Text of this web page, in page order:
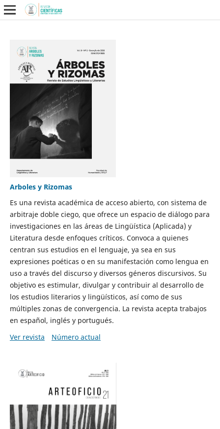
Arboles y Rizomas
Es una revista académica de acceso abierto, con sistema de
arbitraje doble ciego, que ofrece un espacio de diálogo para
investigaciones en las áreas de Lingüística (Aplicada) y
Literatura desde enfoques críticos. Convoca a quienes
centran sus estudios en el lenguaje, ya sea en sus
expresiones poéticas o en su manifestación como lengua en
uso a través del discurso y diversos géneros discursivos. Su
objetivo es estimular, divulgar y contribuir al desarrollo de
los estudios literarios y lingüísticos, así como de sus
múltiples zonas de convergencia. La revista acepta trabajos
en español, inglés y portugués.
Ver revista
Número actual